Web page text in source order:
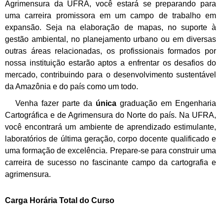
Agrimensura da UFRA, você estará se preparando para
uma carreira promissora em um campo de trabalho em
expansão. Seja na elaboração de mapas, no suporte à
gestão ambiental, no planejamento urbano ou em diversas
outras áreas relacionadas, os profissionais formados por
nossa instituição estarão aptos a enfrentar os desafios do
mercado, contribuindo para o desenvolvimento sustentável
da Amazônia e do país como um todo.
Venha fazer parte da única graduação em Engenharia
Cartográfica e de Agrimensura do Norte do país. Na UFRA,
você encontrará um ambiente de aprendizado estimulante,
laboratórios de última geração, corpo docente qualificado e
uma formação de excelência. Prepare-se para construir uma
carreira de sucesso no fascinante campo da cartografia e
agrimensura.
Carga Horária Total do Curso